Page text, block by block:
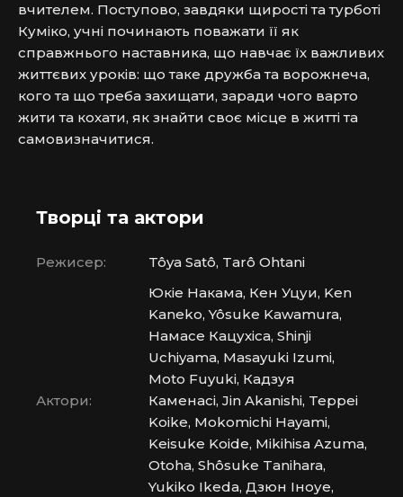
вчителем. Поступово, завдяки щирості та турботі
Куміко, учні починають поважати її як
справжнього наставника, що навчає їх важливих
життєвих уроків: що таке дружба та ворожнеча,
кого та що треба захищати, заради чого варто
жити та кохати, як знайти своє місце в житті та
самовизначитися.
Творці та актори
Режисер: Tôya Satô, Tarô Ohtani
Актори:
Юкіе Накама, Кен Уцуи, Ken
Kaneko, Yôsuke Kawamura,
Намасе Кацухіса, Shinji
Uchiyama, Masayuki Izumi,
Moto Fuyuki, Кадзуя
Каменасі, Jin Akanishi, Teppei
Koike, Mokomichi Hayami,
Keisuke Koide, Mikihisa Azuma,
Otoha, Shôsuke Tanihara,
Yukiko Ikeda, Дзюн Іноуе,